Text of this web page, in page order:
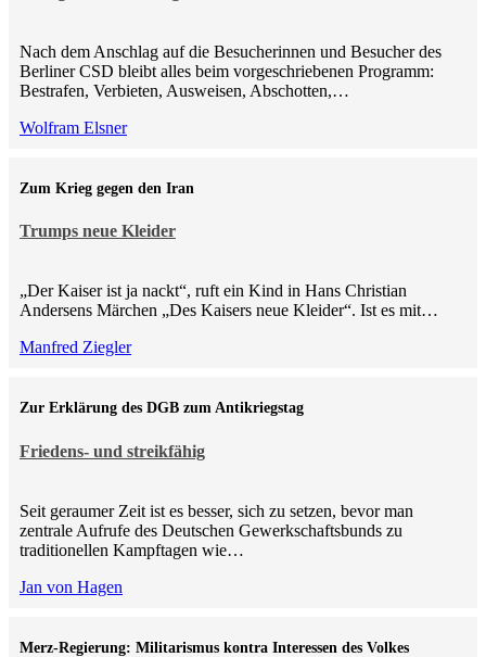
Nach dem Anschlag auf die Besucherinnen und Besucher des
Berliner CSD bleibt alles beim vorgeschriebenen Programm:
Bestrafen, Verbieten, Ausweisen, Abschotten,…
Wolfram Elsner
Trumps neue Kleider
Zum Krieg gegen den Iran
„Der Kaiser ist ja nackt“, ruft ein Kind in Hans Christian
Andersens Märchen „Des Kaisers neue Kleider“. Ist es mit…
Manfred Ziegler
Friedens- und streikfähig
Zur Erklärung des DGB zum Antikriegstag
Seit geraumer Zeit ist es besser, sich zu setzen, bevor man
zentrale Aufrufe des Deutschen Gewerkschaftsbunds zu
traditionellen Kampftagen wie…
Jan von Hagen
Merz-Regierung: Militarismus kontra Inte­ressen des Volkes